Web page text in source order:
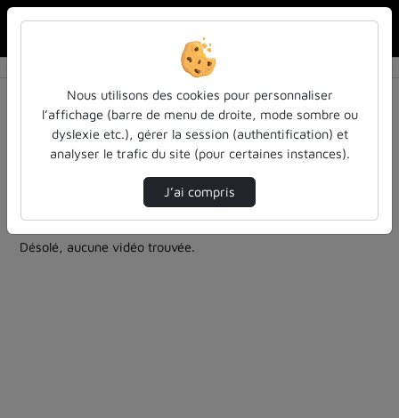
Résultats de la recherche
Filtres actifs (cliquer pour en retirer) :
Français
atilf-en-video
approches-feministes
colloques-et-conferences
2 vidéos trouvées
Désolé, aucune vidéo trouvée.
Nous utilisons des cookies pour personnaliser
l’affichage (barre de menu de droite, mode sombre ou
dyslexie etc.), gérer la session (authentification) et
analyser le trafic du site (pour certaines instances).
J’ai compris